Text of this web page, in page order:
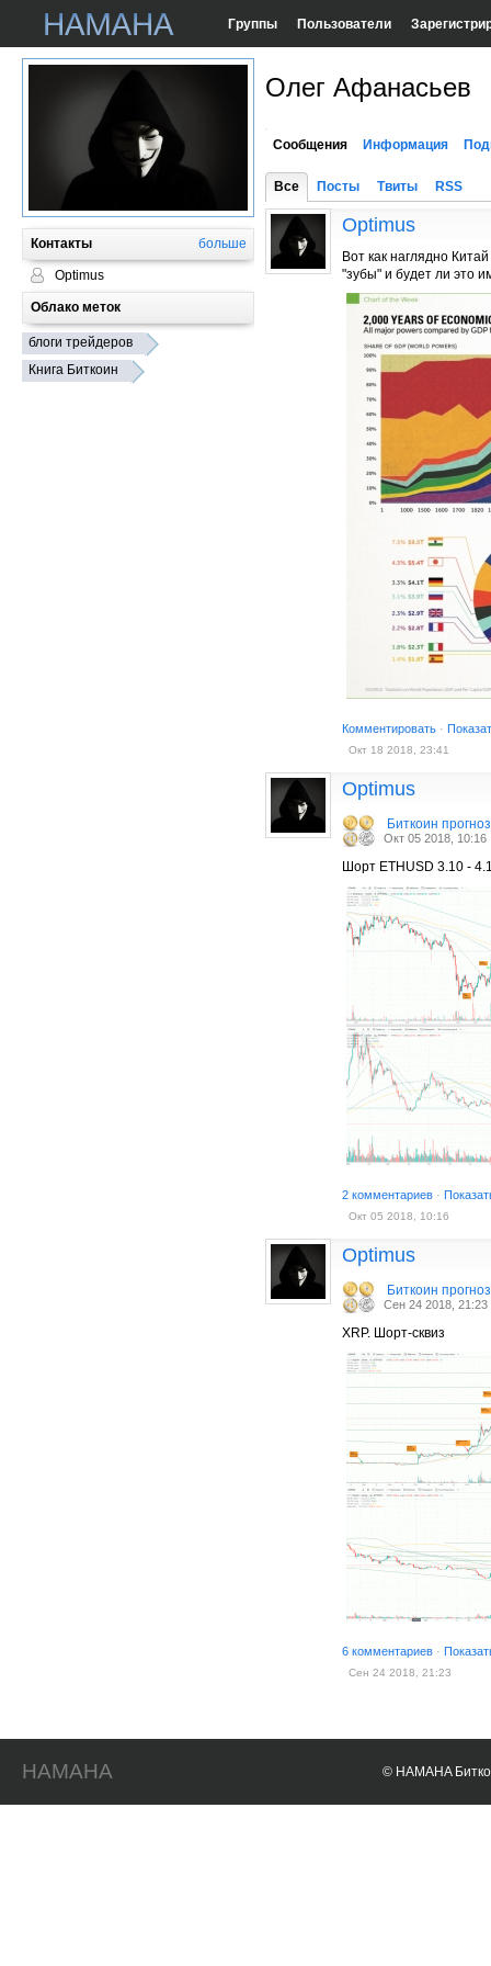
Группы Пользователи
Контакты больше
Optimus
Облако меток
блоги трейдеров
Книга Биткоин
Олег Афанасьев
Сообщения Информация
Все Посты Твиты RSS
Optimus
Вот как наглядно
"зубы" и будет ли это
Комментировать ·
Окт 18 2018, 23:41
Optimus
Биткоин
Окт 05 2018, 10:16
Шорт ETHUSD 3.10 -
2 комментариев ·
Окт 05 2018, 10:16
Optimus
Биткоин
Сен 24 2018, 21:23
XRP. Шорт-сквиз
6 комментариев ·
Сен 24 2018, 21:23
HAMAHA © HAMAHA